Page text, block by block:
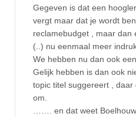
Gegeven is dat een
vergt maar dat je wordt
reclamebudget , maar dan
(..) nu eenmaal meer
We hebben nu dan ook
Gelijk hebben is dan ook
topic titel suggereert ,
om.
……. en dat weet